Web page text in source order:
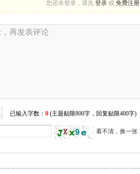
您还未登录，请先 登录 或 免费注册
已输入字数： 0 (主题贴限800字，回复贴限400字)
看不清，换一张